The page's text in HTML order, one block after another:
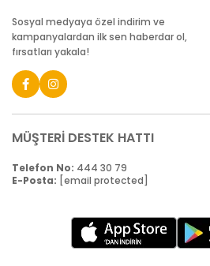
Sosyal medyaya özel indirim ve
kampanyalardan ilk sen haberdar ol,
fırsatları yakala!
MÜŞTERİ DESTEK HATTI
Telefon No: 444 30 79
E-Posta: [email protected]